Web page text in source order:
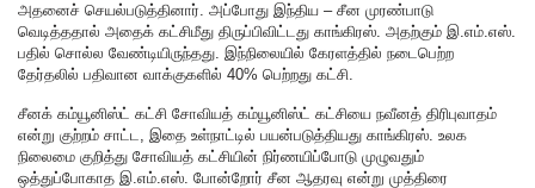
அதனைச் செயல்படுத்தினார். அப்போது இந்திய – சீன முரண்பாடு
வெடித்ததால் அதைக் கட்சிமீது திருப்பிவிட்டது காங்கிரஸ். அதற்கும் இ.எம்.எஸ்.
பதில் சொல்ல வேண்டியிருந்தது. இந்நிலையில் கேரளத்தில் நடைபெற்ற
தேர்தலில் பதிவான வாக்குகளில் 40% பெற்றது கட்சி.
சீனக் கம்யூனிஸ்ட் கட்சி சோவியத் கம்யூனிஸ்ட் கட்சியை நவீனத் திரிபுவாதம்
என்று குற்றம் சாட்ட, இதை உள்நாட்டில் பயன்படுத்தியது காங்கிரஸ். உலக
நிலைமை குறித்து சோவியத் கட்சியின் நிர்ணயிப்போடு முழுவதும்
ஒத்துப்போகாத இ.எம்.எஸ். போன்றோர் சீன ஆதரவு என்று முத்திரை